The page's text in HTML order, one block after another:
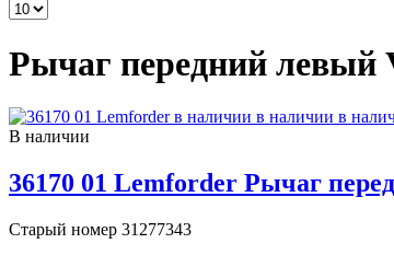
Рычаг передний левый
В наличии
36170 01 Lemforder Рычаг
Старый номер 31277343